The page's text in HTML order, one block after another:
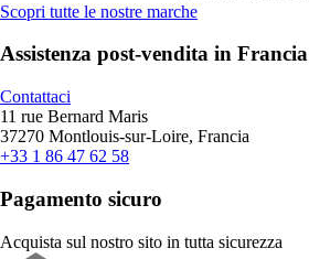
Scopri tutte le nostre marche
Assistenza post-vendita in Francia
Contattaci
11 rue Bernard Maris
37270 Montlouis-sur-Loire, Francia
+33 1 86 47 62 58
Pagamento sicuro
Acquista sul nostro sito in tutta sicurezza